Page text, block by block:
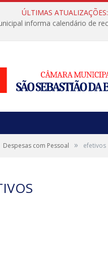
ÚLTIMAS ATUALIZAÇÕES:
Despesas com Pessoal » efetivos